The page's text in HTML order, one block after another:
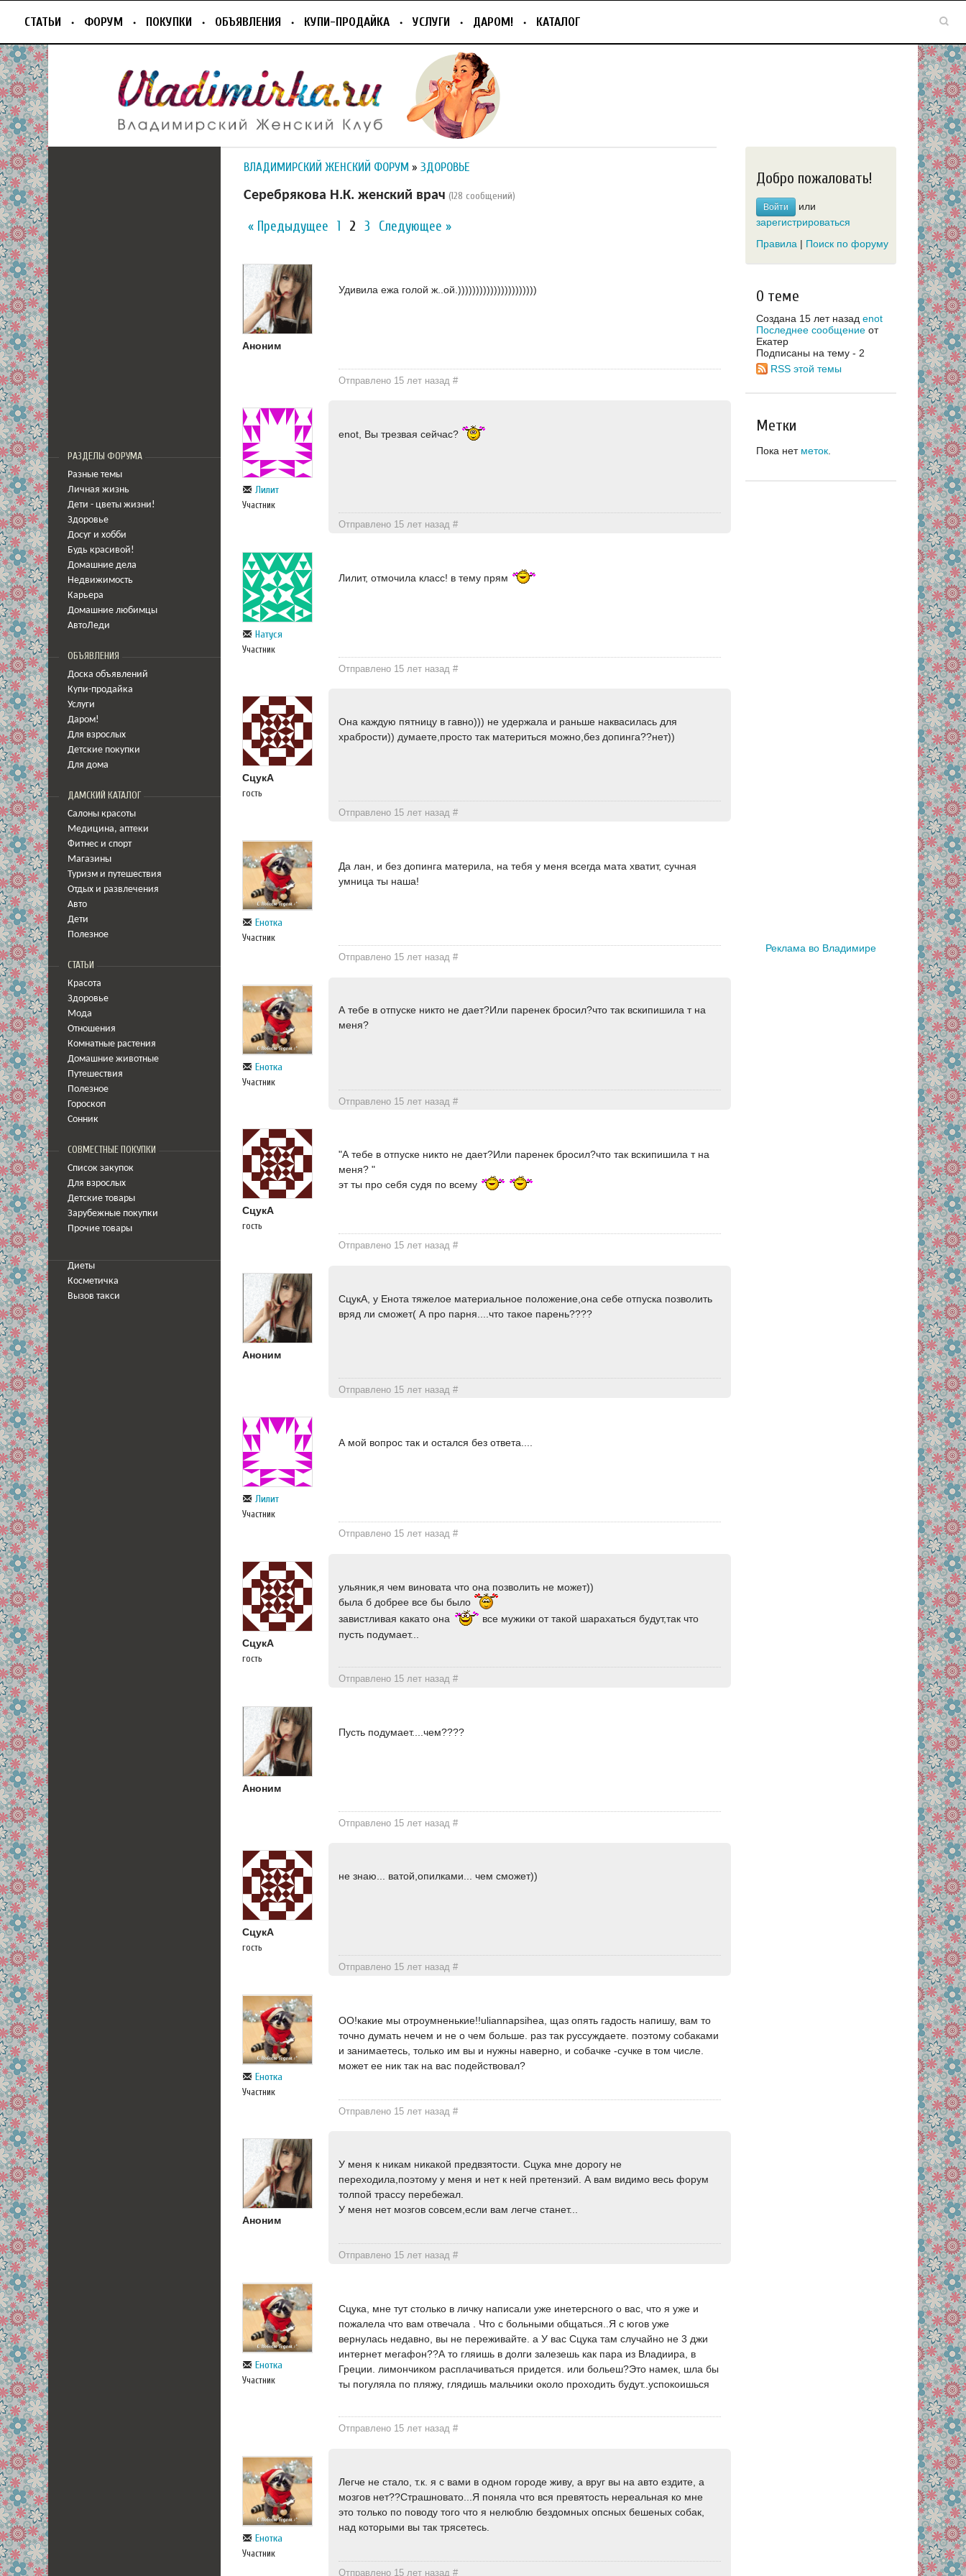
СТАТЬИ ФОРУМ ПОКУПКИ ОБЪЯВЛЕНИЯ КУПИ-ПРОДАЙКА УСЛУГИ ДАРОМ! КАТАЛОГ
РАЗДЕЛЫ ФОРУМА
Разные темы
Личная жизнь
Дети - цветы жизни!
Здоровье
Досуг и хобби
Будь красивой!
Домашние дела
Недвижимость
Карьера
Домашние любимцы
АвтоЛеди
ОБЪЯВЛЕНИЯ
Доска объявлений
Купи-продайка
Услуги
Даром!
Для взрослых
Детские покупки
Для дома
ДАМСКИЙ КАТАЛОГ
Салоны красоты
Медицина, аптеки
Фитнес и спорт
Магазины
Туризм и путешествия
Отдых и развлечения
Авто
Дети
Полезное
СТАТЬИ
Красота
Здоровье
Мода
Отношения
Комнатные растения
Домашние животные
Путешествия
Полезное
Гороскоп
Сонник
СОВМЕСТНЫЕ ПОКУПКИ
Список закупок
Для взрослых
Детские товары
Зарубежные покупки
Прочие товары
Диеты
Косметичка
Вызов такси
ВЛАДИМИРСКИЙ ЖЕНСКИЙ ФОРУМ » ЗДОРОВЬЕ
Серебрякова Н.К. женский врач (128 сообщений)
« Предыдущее 1 2 3 Следующее »
Аноним
Удивила ежа голой ж..ой.))))))))))))))))))))))
Отправлено 15 лет назад#
Лилит
Участник
enot, Вы трезвая сейчас?
Отправлено 15 лет назад#
Натуся
Участник
Лилит, отмочила класс! в тему прям
Отправлено 15 лет назад#
CцукА
гость
Она каждую пятницу в гавно))) не удержала и раньше наквасилась для
храбрости)) думаете,просто так материться можно,без допинга??нет))
Отправлено 15 лет назад#
Енотка
Участник
Да лан, и без допинга материла, на тебя у меня всегда мата хватит, сучная
умница ты наша!
Отправлено 15 лет назад#
Енотка
Участник
А тебе в отпуске никто не дает?Или паренек бросил?что так вскипишила т на
меня?
Отправлено 15 лет назад#
СцукА
гость
"А тебе в отпуске никто не дает?Или паренек бросил?что так вскипишила т на
меня? "
эт ты про себя cудя по всему
Отправлено 15 лет назад#
Аноним
СцукА, у Енота тяжелое материальное положение,она себе отпуска позволить
вряд ли сможет( А про парня....что такое парень????
Отправлено 15 лет назад#
Лилит
Участник
А мой вопрос так и остался без ответа....
Отправлено 15 лет назад#
СцукА
гость
ульяник,я чем виновата что она позволить не может))
была б добрее все бы было
завистливая какато она
все мужики от такой шарахаться будут,так что
пусть подумает...
Отправлено 15 лет назад#
Аноним
Пусть подумает....чем????
Отправлено 15 лет назад#
СцукА
гость
не знаю... ватой,опилками... чем сможет))
Отправлено 15 лет назад#
Енотка
Участник
ОО!какие мы отроумненькие!!uliannapsihea, щаз опять гадость напишу, вам то
точно думать нечем и не о чем больше. раз так руссуждаете. поэтому собаками
и занимаетесь, только им вы и нужны наверно, и собачке -сучке в том числе.
может ее ник так на вас подействовал?
Отправлено 15 лет назад#
Аноним
У меня к никам никакой предвзятости. Сцука мне дорогу не
переходила,поэтому у меня и нет к ней претензий. А вам видимо весь форум
толпой трассу перебежал.
У меня нет мозгов совсем,если вам легче станет...
Отправлено 15 лет назад#
Енотка
Участник
Сцука, мне тут столько в личку написали уже инетерсного о вас, что я уже и
пожалела что вам отвечала . Что с больными общаться..Я с югов уже
вернулась недавно, вы не переживайте. а У вас Сцука там случайно не 3 джи
интернет мегафон??А то гляишь в долги залезешь как пара из Владиира, в
Греции. лимончиком расплачиваться придется. или больеш?Это намек, шла бы
ты погуляла по пляжу, глядишь мальчики около проходить будут..успокоишься
Отправлено 15 лет назад#
Енотка
Участник
Легче не стало, т.к. я с вами в одном городе живу, а вруг вы на авто ездите, а
мозгов нет??Страшновато...Я поняла что вся превятость нереальная ко мне
это только по поводу того что я нелюблю бездомных опсных бешеных собак,
над которыми вы так трясетесь.
Отправлено 15 лет назад#
Добро пожаловать!
Войти
или
зарегистрироваться
Правила | Поиск по форуму
О теме
Создана 15 лет назад enot
Последнее сообщение от
Екатер
Подписаны на тему - 2
RSS этой темы
Метки
Пока нет меток
Реклама во Владимире